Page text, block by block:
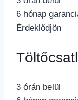
6 hónap
Érdeklődjön
3 órán belül